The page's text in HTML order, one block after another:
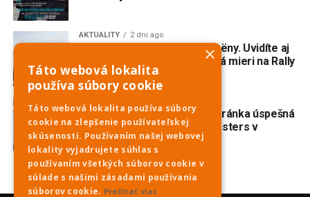
AKTUALITY 2 dni ago
Do Piešťan mieria opäť Citroëny. Uvidíte aj
dvojmotorovú „kačicu“, ktorá mieri na Rally
Dakar Classic
Veslovanie: Piešťanská veteránka úspešná
na prestížnej regate Euromasters v
Mníchove
×
Táto webová lokalita
používa súbory cookie
Táto webová lokalita používa súbory
cookie na zlepšenie používateľskej
skúsenosti. Používaním našej webovej
lokality vyjadrujete súhlas s
používaním všetkých súborov cookie v
súlade s našimi zásadami používania
súborov cookie. Prečítať viac